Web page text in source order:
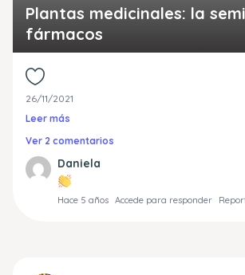
Plantas medicinales: la
fármacos
26/11/2021
Leer más
Ver 2 comentarios
Daniela
Hace 5 años Accede para responder